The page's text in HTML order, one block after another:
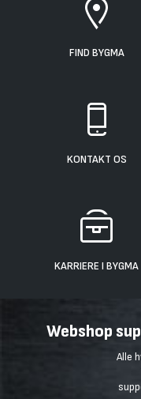
FIND BYGMA
KONTAKT OS
KARRIERE I BYGMA
Webshop
Alle